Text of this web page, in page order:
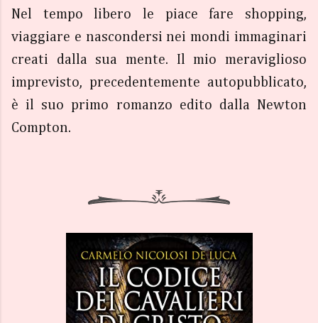
Nel tempo libero le piace fare shopping,
viaggiare e nascondersi nei mondi immaginari
creati dalla sua mente. Il mio meraviglioso
imprevisto, precedentemente autopubblicato,
è il suo primo romanzo edito dalla Newton
Compton.